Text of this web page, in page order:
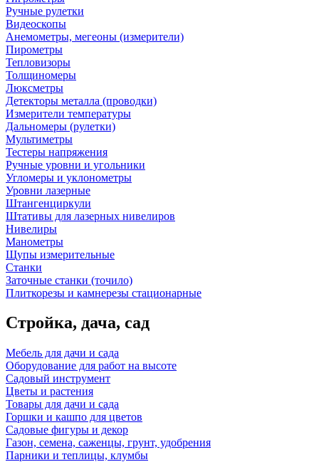
Ручные рулетки
Видеоскопы
Анемометры, мегеоны (измерители)
Пирометры
Тепловизоры
Толщиномеры
Люксметры
Детекторы металла (проводки)
Измерители температуры
Дальномеры (рулетки)
Мультиметры
Тестеры напряжения
Ручные уровни и угольники
Угломеры и уклонометры
Уровни лазерные
Штангенциркули
Штативы для лазерных нивелиров
Нивелиры
Манометры
Щупы измерительные
Станки
Заточные станки (точило)
Плиткорезы и камнерезы стационарные
Стройка, дача, сад
Мебель для дачи и сада
Оборудование для работ на высоте
Садовый инструмент
Цветы и растения
Товары для дачи и сада
Горшки и кашпо для цветов
Садовые фигуры и декор
Газон, семена, саженцы, грунт, удобрения
Парники и теплицы, клумбы